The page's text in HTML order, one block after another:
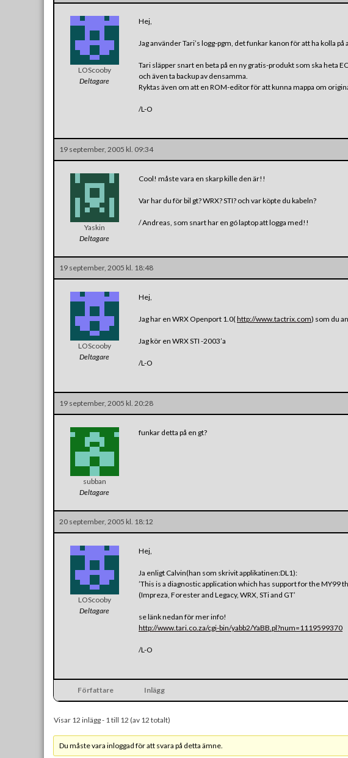
LOScooby
Deltagare
Hej,
Jag använder Tari’s logg-pgm, det funkar kanon för att ha kolla på
Tari släpper snart en beta på en ny gratis-produkt som ska heta
och även ta backup av densamma.
Ryktas även om att en ROM-editor för att kunna mappa om
/L-O
19 september, 2005 kl. 09:34
Yaskin
Deltagare
Cool! måste vara en skarp kille den är!!
Var har du för bil gt? WRX? STI? och var köpte du kabeln?
/ Andreas, som snart har en gó laptop att logga med!!
19 september, 2005 kl. 18:48
LOScooby
Deltagare
Hej,
Jag har en WRX Openport 1.0(http://www.tactrix.com) som du
Jag kör en WRX STI -2003’a
/L-O
19 september, 2005 kl. 20:28
subban
Deltagare
funkar detta på en gt?
20 september, 2005 kl. 18:12
LOScooby
Deltagare
Hej,
Ja enligt Calvin(han som skrivit applikatinen:DL1):
’This is a diagnostic application which has support for the
(Impreza, Forester and Legacy, WRX, STi and GT’
se länk nedan för mer info!
http://www.tari.co.za/cgi-bin/yabb2/YaBB.pl?num=1119599370
/L-O
Författare Inlägg
Visar 12 inlägg - 1 till 12 (av 12 totalt)
Du måste vara inloggad för att svara på detta ämne.